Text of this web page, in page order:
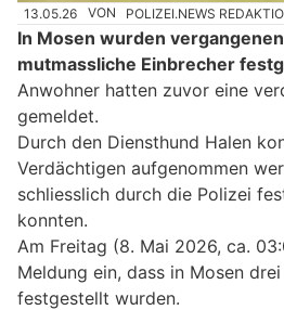
13.05.26 VON POLIZEI.NEWS
In Mosen wurden
mutmassliche Einbrecher
Anwohner hatten zuvor eine
gemeldet.
Durch den Diensthund Halen
Verdächtigen aufgenommen
schliesslich durch die Polizei
konnten.
Am Freitag (8. Mai 2026, ca.
Meldung ein, dass in Mosen
festgestellt wurden.